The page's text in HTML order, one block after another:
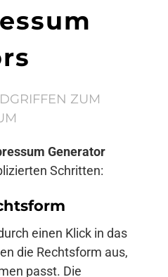
ZUM
Generator
Schritten:
einen Klick in das
die Rechtsform aus,
passt. Die